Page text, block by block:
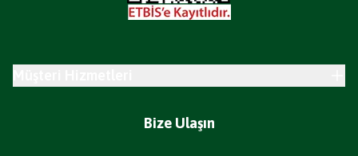
Bize Ulaşın